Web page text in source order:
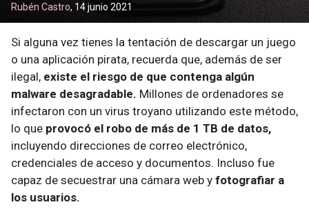
Rubén Castro, 14 junio 2021
Si alguna vez tienes la tentación de descargar un juego
o una aplicación pirata, recuerda que, además de ser
ilegal, existe el riesgo de que contenga algún
malware desagradable. Millones de ordenadores se
infectaron con un virus troyano utilizando este método,
lo que provocó el robo de más de 1 TB de datos,
incluyendo direcciones de correo electrónico,
credenciales de acceso y documentos. Incluso fue
capaz de secuestrar una cámara web y fotografiar a
los usuarios.